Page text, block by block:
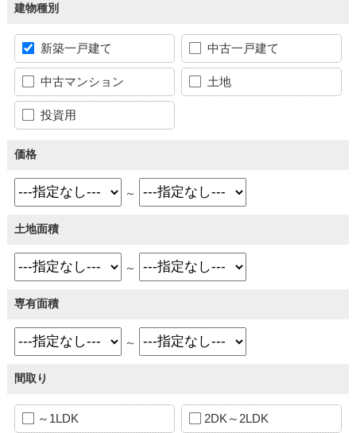
建物種別
新築一戸建て 中古一戸建て
中古マンション 土地
投資用
価格
～
土地面積
～
専有面積
～
間取り
～1LDK 2DK～2LDK